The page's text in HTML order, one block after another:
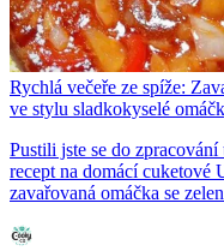
Rychlá večeře ze spíže:
ve stylu sladkokyselé
Pustili jste se do
recept na domácí cuketové
zavařovaná omáčka se